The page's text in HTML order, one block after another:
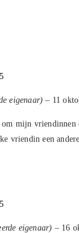
eigenaar) – 11
mijn vriendinnen
vriendin een
eigenaar) – 16